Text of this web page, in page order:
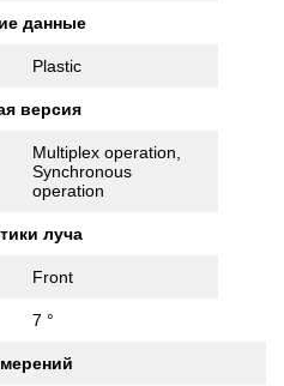
данные
Plastic
версия
Multiplex operation,
Synchronous
operation
луча
Front
7 °